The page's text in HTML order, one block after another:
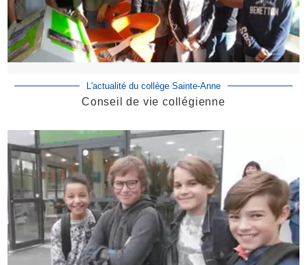
L'actualité du collège Sainte-Anne
Conseil de vie collégienne